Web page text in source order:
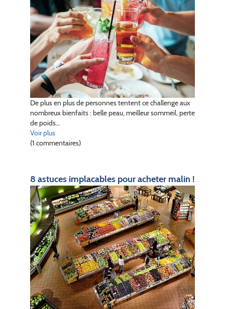
De plus en plus de personnes tentent ce challenge aux
nombreux bienfaits : belle peau, meilleur sommeil, perte
de poids...
Voir plus
(1 commentaires)
8 astuces implacables pour acheter malin !